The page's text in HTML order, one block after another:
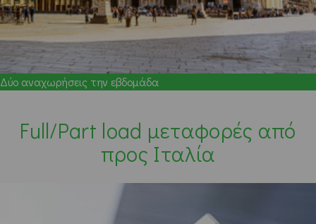
Δύο αναχωρήσεις την εβδομάδα
Full/Part load μεταφορές από
προς Ιταλία